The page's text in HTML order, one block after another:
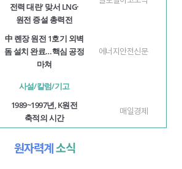
전력 대란’ 맞서 LNG·
원전 증설 총력전
中 롄장 원전 1호기 외벽
돔 설치 완료…핵심 공정
마쳐
에너지안전신문
사설/칼럼/기고
1989~1997년, K원전
축적의 시간
매일경제
원자력계소식